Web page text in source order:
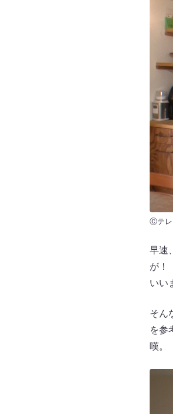
Ⓒテレ
早速
が！
いい
そん
を参
嘆。